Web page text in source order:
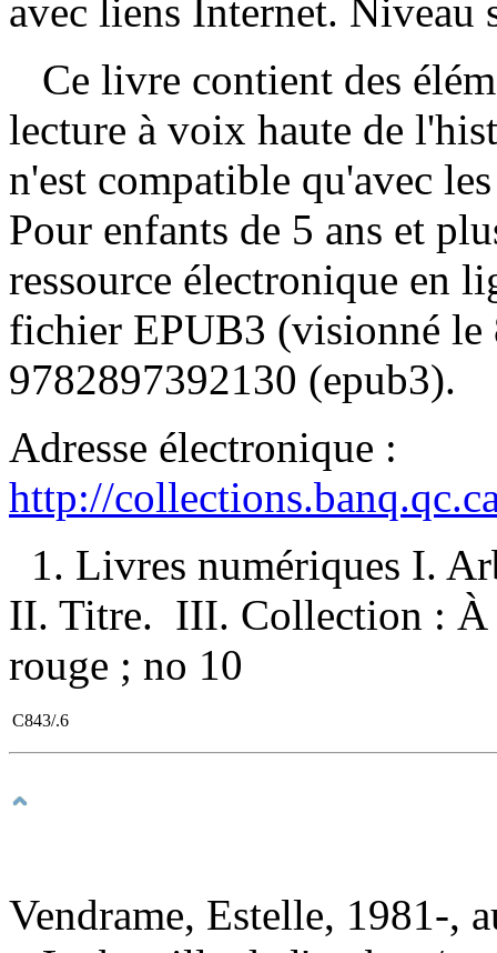
avec liens Internet. Niveau
Ce livre contient des
lecture à voix haute de
n'est compatible qu'avec
Pour enfants de 5 ans et
ressource électronique en
fichier EPUB3 (visionné
9782897392130 (epub3).
Adresse électronique :
http://
1. Livres numériques I.
II. Titre. III. Collection : À
rouge ; no 10
C843/.6
Vendrame, Estelle, 1981-,